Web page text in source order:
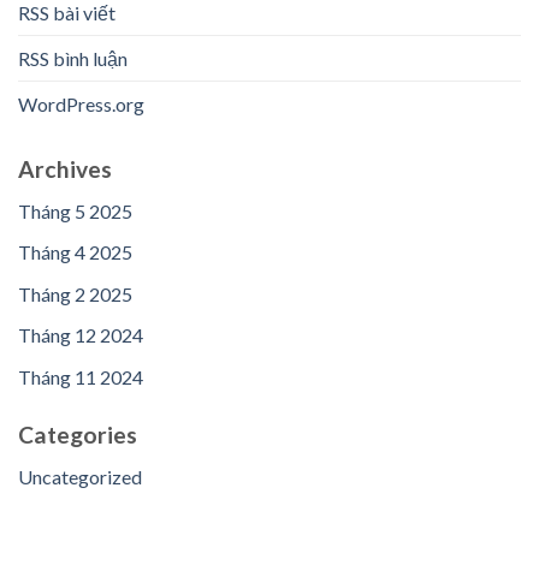
RSS bài viết
RSS bình luận
WordPress.org
Archives
Tháng 5 2025
Tháng 4 2025
Tháng 2 2025
Tháng 12 2024
Tháng 11 2024
Categories
Uncategorized